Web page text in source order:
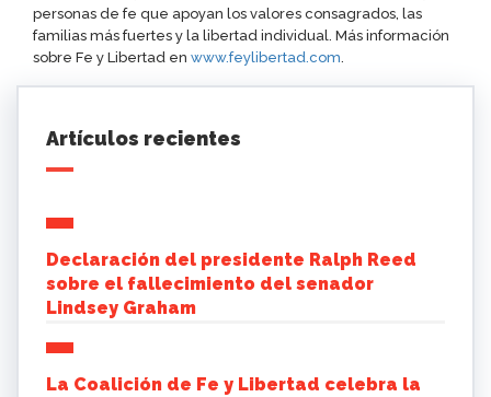
personas de fe que apoyan los valores consagrados, las
familias más fuertes y la libertad individual. Más información
sobre Fe y Libertad en www.feylibertad.com.
Artículos recientes
Declaración del presidente Ralph Reed
sobre el fallecimiento del senador
Lindsey Graham
La Coalición de Fe y Libertad celebra la